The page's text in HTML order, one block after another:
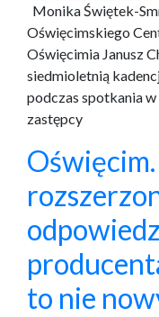
Monika Świętek-
Oświęcimskiego
Oświęcimia Janusz
siedmioletnią
podczas spotkania
zastępcy
to nie